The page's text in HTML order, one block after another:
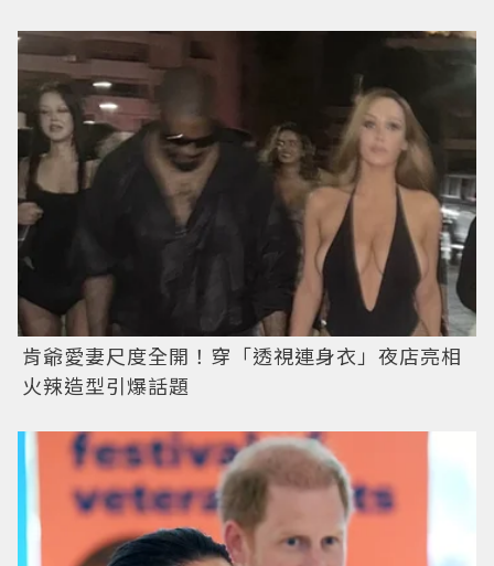
肯爺愛妻尺度全開！穿「透視連身衣」夜店亮相
火辣造型引爆話題